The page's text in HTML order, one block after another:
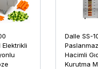
Elektrikli
Dalle SS-
Hacimli
Kurutma